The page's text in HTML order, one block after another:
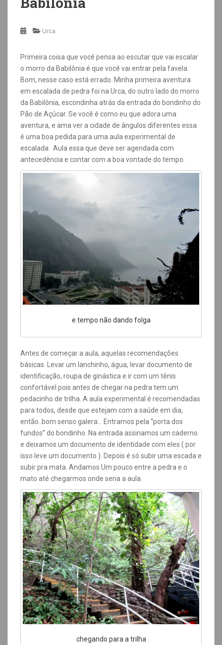
Urca
Primeira coisa que você pensa ao escutar que vai escalar
o morro da Babilônia é que você vai entrar pela favela.
Bom, nesse caso está errado. Minha primeira aventura
em escalada de pedra foi na Urca, do outro lado do morro
da Babilônia, escondinha atrás da entrada do bondinho do
Pão de Açúcar. Se você é como eu que adora uma
aventura, e ama ver a cidade de ângulos diferentes essa
é uma boa pedida para uma aula experimental de
escalada. Aula essa que deve ser agendada com
antecedência e contar com a boa vontade do tempo.
e tempo não dando folga
Antes de começar a aula, aquelas recomendações
básicas. Levar um lanchinho, água, levar documento de
identificação, roupa de ginástica e ir com um tênis
confortável pois antes de chegar na pedra tem um
pedacinho de trilha. A aula experimental é recomendadas
para todos, desde que estejam com a saúde em dia,
então..bom senso galera…
Entramos pela “porta dos
fundos” do bondinho. Na entrada assinamos um caderno
e deixamos um documento de identidade com eles ( por
isso leve um documento ). Depois é só subir uma escada e
subir pra mata. Andamos Um pouco entre a pedra e o
mato até chegarmos onde seria a aula.
chegando para a trilha